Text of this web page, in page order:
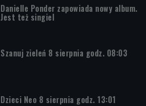
Danielle Ponder zapowiada nowy album.
Jest też singiel
Szanuj zieleń 8 sierpnia godz. 08:03
Dzieci Neo 8 sierpnia godz. 13:01